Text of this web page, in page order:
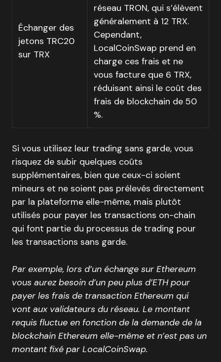
Échanger des
jetons TRC20
sur TRX
réseau TRON, qui s’élèvent
généralement à 12 TRX.
Cependant,
LocalCoinSwap prend en
charge ces frais et ne
vous facture que 6 TRX,
réduisant ainsi le coût des
frais de blockchain de 50
%.
Si vous utilisez leur trading sans garde, vous
risquez de subir quelques coûts
supplémentaires, bien que ceux-ci soient
mineurs et ne soient pas prélevés directement
par la plateforme elle-même, mais plutôt
utilisés pour payer les transactions on-chain
qui font partie du processus de trading pour
les transactions sans garde.
Par exemple, lors d’un échange sur Ethereum
vous aurez besoin d’un peu plus d’ETH pour
payer les frais de transaction Ethereum qui
vont aux validateurs du réseau. Le montant
requis fluctue en fonction de la demande de la
blockchain Ethereum elle-même et n’est pas un
montant fixé par LocalCoinSwap.